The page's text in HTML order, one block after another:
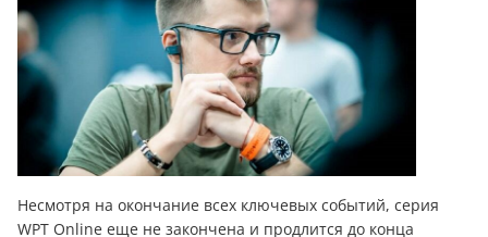
Несмотря на окончание всех ключевых событий, серия
WPT Online еще не закончена и продлится до конца